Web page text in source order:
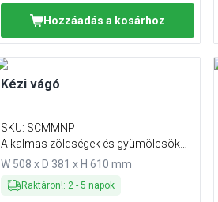
Hozzáadás a kosárhoz
Kézi vágó
SKU: SCMMNP
Alkalmas zöldségek és gyümölcsök
durva feldarabolására
W 508 x D 381 x H 610 mm
Raktáron!: 2 - 5 napok